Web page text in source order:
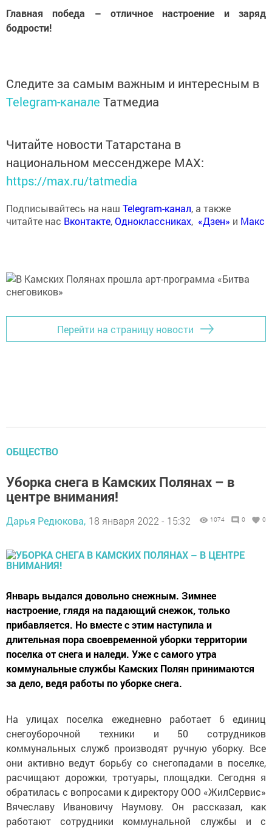
Главная победа – отличное настроение и заряд
бодрости!
Следите за самым важным и интересным в
Telegram-канале Татмедиа
Читайте новости Татарстана в
национальном мессенджере MАХ:
https://max.ru/tatmedia
Подписывайтесь на наш Telegram-канал, а также
читайте нас Вконтакте,Одноклассниках, «Дзен» и Макс
Перейти на страницу новости
ОБЩЕСТВО
Уборка снега в Камских Полянах – в
центре внимания!
Дарья Редюкова, 18 января 2022 - 15:32 1074 0 0
Январь выдался довольно снежным. Зимнее
настроение, глядя на падающий снежок, только
прибавляется. Но вместе с этим наступила и
длительная пора своевременной уборки территории
поселка от снега и наледи. Уже с самого утра
коммунальные службы Камских Полян принимаются
за дело, ведя работы по уборке снега.
На улицах поселка ежедневно работает 6 единиц
снегоуборочной техники и 50 сотрудников
коммунальных служб производят ручную уборку. Все
они активно ведут борьбу со снегопадами в поселке,
расчищают дорожки, тротуары, площадки. Сегодня я
обратилась с вопросами к директору ООО «ЖилСервис»
Вячеславу Ивановичу Наумову. Он рассказал, как
работают сотрудники коммунальной службы и с